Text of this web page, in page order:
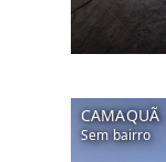
CAMAQUÃ
Sem bairro